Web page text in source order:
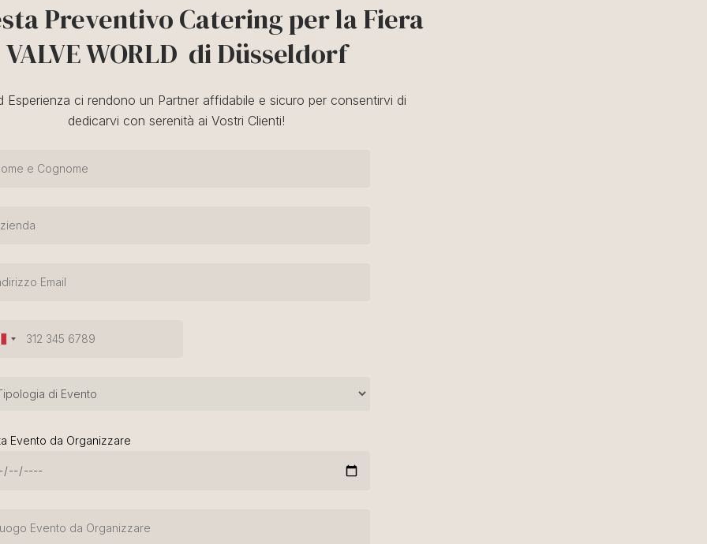
Preventivo Catering per la Fiera
VALVE WORLD di Düsseldorf
Esperienza ci rendono un Partner affidabile e sicuro per consentirvi di
dedicarvi con serenità ai Vostri Clienti!
Evento da Organizzare